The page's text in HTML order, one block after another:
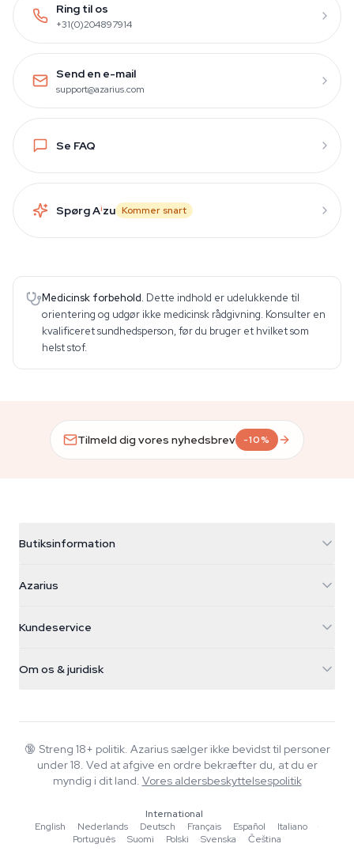
Ring til os
+31(0)204897914
Send en e-mail
support@azarius.com
Se FAQ
Spørg Aizu Kommer snart
Medicinsk forbehold. Dette indhold er udelukkende til
orientering og udgør ikke medicinsk rådgivning. Konsulter en
kvalificeret sundhedsperson, før du bruger et hvilket som
helst stof.
Tilmeld dig vores nyhedsbrev -10%
Butiksinformation
Galvaniweg 11
Nederland
+31(0)204897914
Azarius
Smokeshop
Kundeservice
Returpolitik
FAQ
Privatlivspolitik
Om os & juridisk
Wiki
Blog
Musik
Redaktionelle standarder
Værktøjer & Beregnere
🔞 Streng 18+ politik. Azarius sælger ikke bevidst til personer
under 18. Ved at afgive en ordre bekræfter du, at du er
myndig i dit land. Vores aldersbeskyttelsespolitik
International
English
·Nederlands ·Deutsch ·Français ·Español ·Italiano
·
Português
·Suomi ·Polski ·Svenska ·Čeština